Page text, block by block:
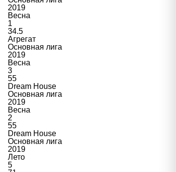
2019
Весна
1
34.5
Агрегат
Основная лига
2019
Весна
3
55
Dream House
Основная лига
2019
Весна
2
55
Dream House
Основная лига
2019
Лето
5